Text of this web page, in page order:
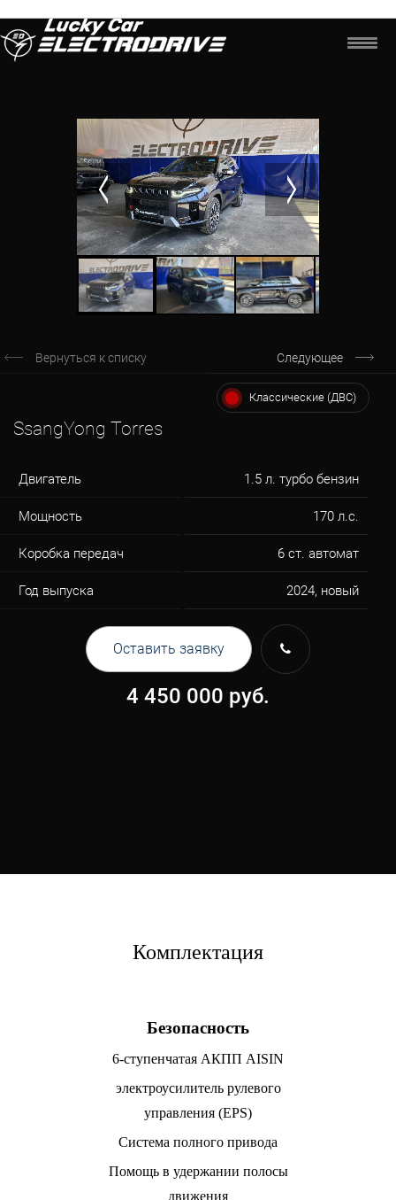
Вернуться к списку Следующее
SsangYong Torres
Классические (ДВС)
Двигатель 1.5 л. турбо бензин
Мощность 170 л.с.
Коробка передач 6 ст. автомат
Год выпуска 2024, новый
Оставить заявку
4 450 000 руб.
Комплектация
Безопасность
6-ступенчатая АКПП AISIN
электроусилитель рулевого
управления (EPS)
Система полного привода
Помощь в удержании полосы
движения